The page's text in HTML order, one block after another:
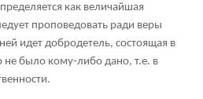
как величайшая
проповедовать ради веры
идет добродетель, состоящая в
не было кому-либо дано, т.е. в